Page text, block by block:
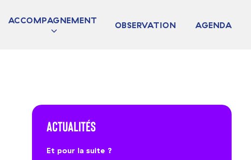
ACCOMPAGNEMENT OBSERVATION AGENDA
Actualités
Et pour la suite ?